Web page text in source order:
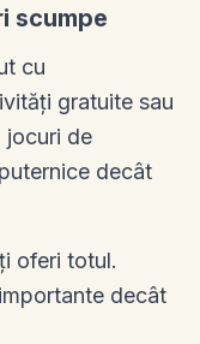
scumpe
cu
gratuite sau
jocuri de
decât
oferi totul.
decât